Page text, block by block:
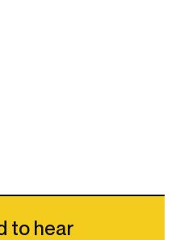
to hear